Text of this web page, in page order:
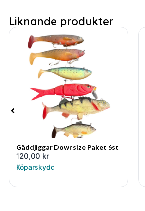
Liknande produkter
Gäddjiggar Downsize Paket 6st
120,00 kr
Köparskydd